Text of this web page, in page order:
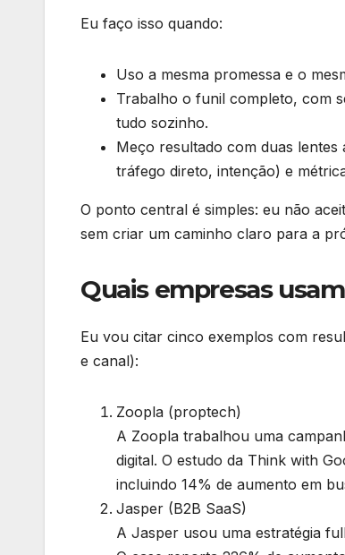
Eu faço isso quando:
Uso a mesma promessa e o
Trabalho o funil completo, com
tudo sozinho.
Meço resultado com duas
tráfego direto, intenção) e
O ponto central é simples: eu não
sem criar um caminho claro para a
Quais empresas
Eu vou citar cinco exemplos com
e canal):
Zoopla (proptech)
A Zoopla trabalhou uma
digital. O estudo da Think with
incluindo 14% de aumento em
Jasper (B2B SaaS)
A Jasper usou uma estratégia